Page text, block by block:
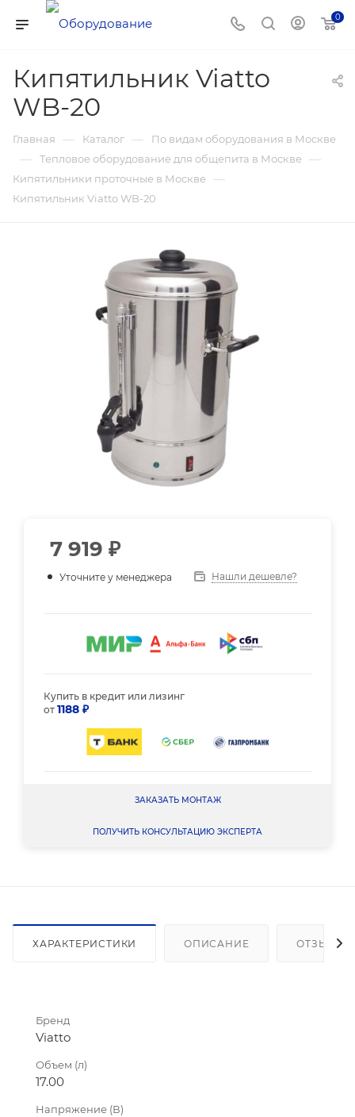
0
Кипятильник Viatto
WB-20
Главная — Каталог — По видам оборудования в Москве
— Тепловое оборудование для общепита в Москве —
Кипятильники проточные в Москве —
Кипятильник Viatto WB-20
7 919 ₽
Уточните у менеджера Нашли дешевле?
Купить в кредит или лизинг
от 1188 ₽
ЗАКАЗАТЬ МОНТАЖ
ПОЛУЧИТЬ КОНСУЛЬТАЦИЮ ЭКСПЕРТА
ХАРАКТЕРИСТИКИ ОПИСАНИЕ ОТЗЫВЫ
Бренд
Viatto
Объем (л)
17.00
Напряжение (В)